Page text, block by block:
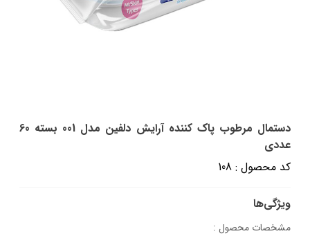
دستمال مرطوب پاک کننده آرایش دلفین مدل 001 بسته 60
عددی
کد محصول : 108
ویژگی‌ها
مشخصات محصول :